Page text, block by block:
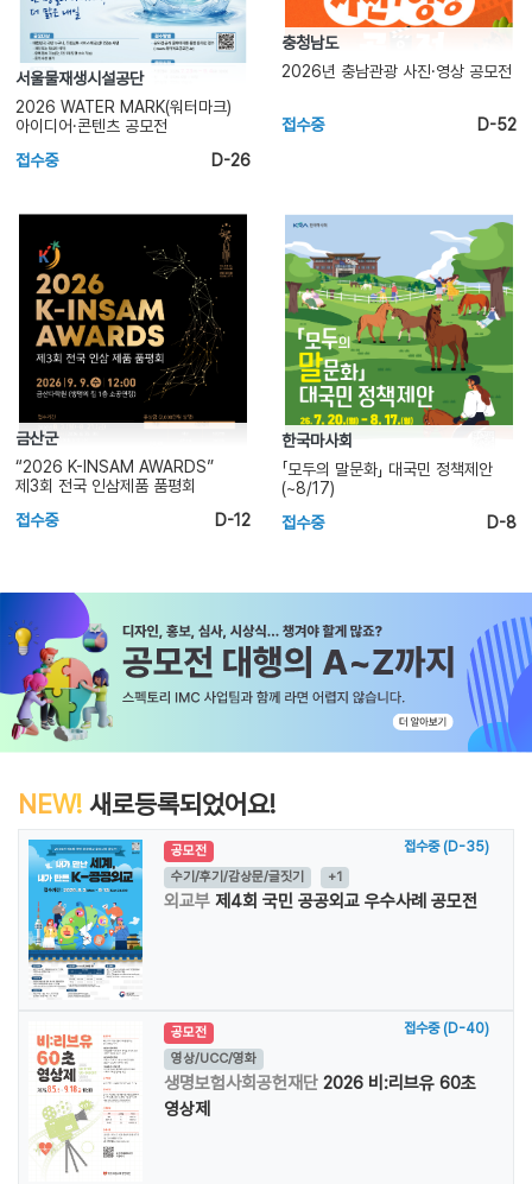
서울물재생시설공단
2026 WATER MARK(워터마크)
아이디어·콘텐츠 공모전
접수중
D-26
충청남도
2026년 충남관광 사진·영상 공모전
접수중 D-52
금산군
“2026 K-INSAM AWARDS”
제3회 전국 인삼제품 품평회
접수중
D-12
한국마사회
「모두의 말문화」 대국민 정책제안
(~8/17)
접수중
D-8
NEW! 새로등록되었어요!
공모전
접수중 (D-35)
수기/후기/감상문/글짓기
+1
외교부 제4회 국민 공공외교 우수사례 공모전
공모전
접수중 (D-40)
영상/UCC/영화
생명보험사회공헌재단 2026 비:리브유 60초
영상제